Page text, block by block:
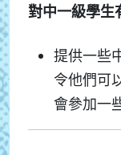
對中一級學生
提供一些
令他們可
會參加一